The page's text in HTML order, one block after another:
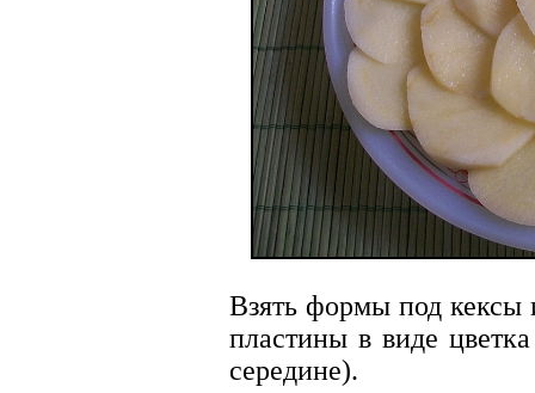
Взять формы под кексы
пластины в виде
середине).